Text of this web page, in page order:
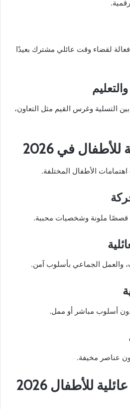
فعالة لقضاء وقت عائلي مشترك بعيدًا
بين التسلية وغرس القيم مثل التعاون،
في 2026
اهتمامات الأطفال المختلفة.
قصصًا ملونة وشخصيات محببة.
والعمل الجماعي بأسلوب آمن.
أسلوب مباشر أو ممل.
عناصر مخيفة.
كيف تختار أفلام عائلية للأطفال 2026